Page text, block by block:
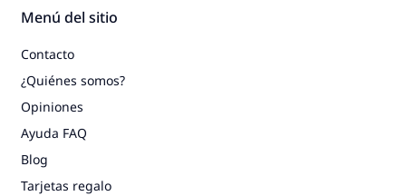
Menú del sitio
Contacto
¿Quiénes somos?
Opiniones
Ayuda FAQ
Blog
Tarjetas regalo